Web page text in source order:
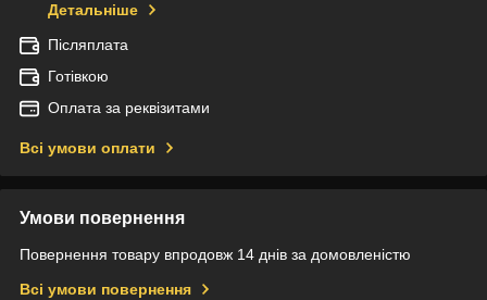
Детальніше
Післяплата
Готівкою
Оплата за реквізитами
Всі умови оплати
Умови повернення
Повернення товару впродовж 14 днів за домовленістю
Всі умови повернення